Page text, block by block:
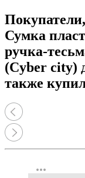
Сумка
ручка-
(Cyber city)
также
more_horiz